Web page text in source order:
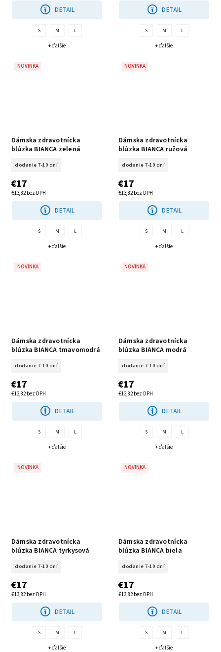
DETAIL
S M L
+ ďalšie
DETAIL
S M L
+ ďalšie
NOVINKA
Dámska zdravotnícka
blúzka BIANCA zelená
dodanie 7-10 dní
€13,82 bez DPH
€17
DETAIL
S M L
+ ďalšie
NOVINKA
Dámska zdravotnícka
blúzka BIANCA ružová
dodanie 7-10 dní
€13,82 bez DPH
€17
DETAIL
S M L
+ ďalšie
NOVINKA
Dámska zdravotnícka
blúzka BIANCA tmavomodrá
dodanie 7-10 dní
€13,82 bez DPH
€17
DETAIL
S M L
+ ďalšie
NOVINKA
Dámska zdravotnícka
blúzka BIANCA modrá
dodanie 7-10 dní
€13,82 bez DPH
€17
DETAIL
S M L
+ ďalšie
NOVINKA
Dámska zdravotnícka
blúzka BIANCA tyrkysová
dodanie 7-10 dní
€13,82 bez DPH
€17
DETAIL
S M L
+ ďalšie
NOVINKA
Dámska zdravotnícka
blúzka BIANCA biela
dodanie 7-10 dní
€13,82 bez DPH
€17
DETAIL
S M L
+ ďalšie